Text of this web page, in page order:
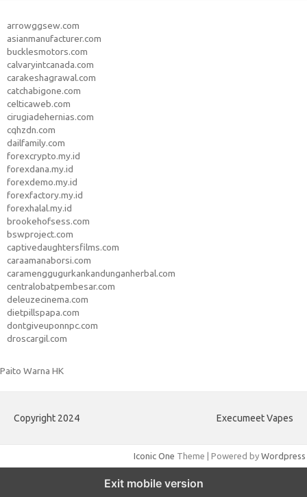
arrowggsew.com
asianmanufacturer.com
bucklesmotors.com
calvaryintcanada.com
carakeshagrawal.com
catchabigone.com
celticaweb.com
cirugiadehernias.com
cqhzdn.com
dailfamily.com
forexcrypto.my.id
forexdana.my.id
forexdemo.my.id
forexfactory.my.id
forexhalal.my.id
brookehofsess.com
bswproject.com
captivedaughtersfilms.com
caraamanaborsi.com
caramenggugurkankandunganherbal.com
centralobatpembesar.com
deleuzecinema.com
dietpillspapa.com
dontgiveuponnpc.com
droscargil.com
Paito Warna HK
Copyright 2024 Execumeet Vapes
Iconic One Theme | Powered by Wordpress
Exit mobile version